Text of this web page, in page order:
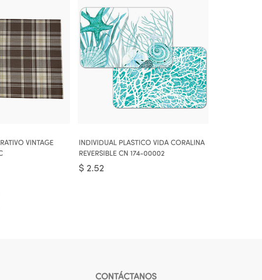
VINTAGE
INDIVIDUAL PLASTICO VIDA CORALINA
REVERSIBLE CN 174-00002
$ 2.52
CONTÁCTANOS